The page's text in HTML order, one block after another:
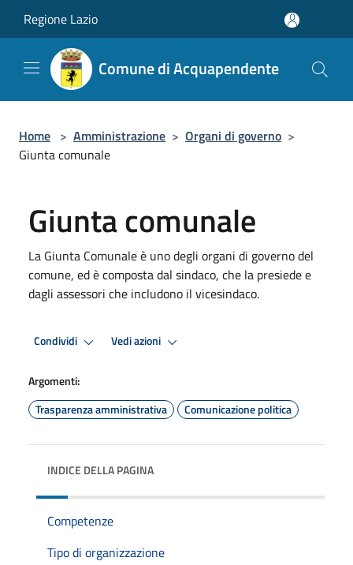
Regione Lazio
Comune di Acquapendente
Home > Amministrazione > Organi di governo >
Giunta comunale
Giunta comunale
La Giunta Comunale è uno degli organi di governo del
comune, ed è composta dal sindaco, che la presiede e
dagli assessori che includono il vicesindaco.
Condividi Vedi azioni
Argomenti:
Trasparenza amministrativa
Comunicazione politica
INDICE DELLA PAGINA
Competenze
Tipo di organizzazione